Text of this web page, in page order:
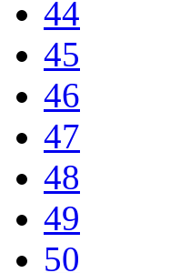
44
45
46
47
48
49
50